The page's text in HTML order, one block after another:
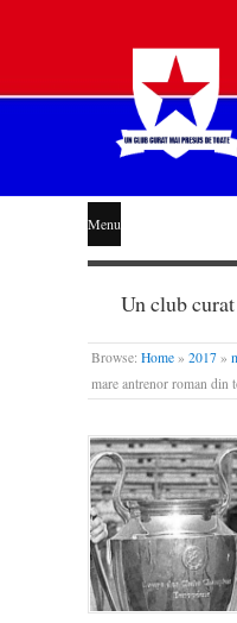
STEAUA
LIBERĂ
Menu
Un club
Browse: Home » 2017 »
mare antrenor roman din